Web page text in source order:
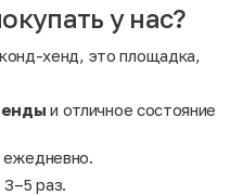
у нас?
хенд, это площадка,
и отличное состояние
ежедневно.
раз.